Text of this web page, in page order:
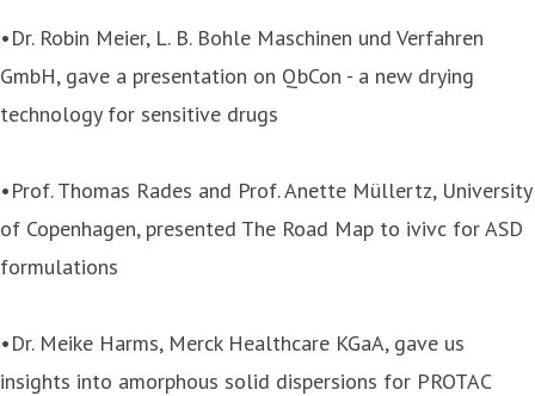
•Dr. Robin Meier, L. B. Bohle Maschinen und Verfahren
GmbH, gave a presentation on QbCon - a new drying
technology for sensitive drugs
•Prof. Thomas Rades and Prof. Anette Müllertz, University
of Copenhagen, presented The Road Map to ivivc for ASD
formulations
•Dr. Meike Harms, Merck Healthcare KGaA, gave us
insights into amorphous solid dispersions for PROTAC